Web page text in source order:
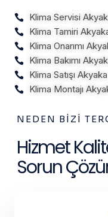
Klima Servisi
Klima Tamiri
Klima Onarımı
Klima Bakımı
Klima Satışı Akyaka
Klima Montajı
NEDEN BIZI
Hizmet
Sorun